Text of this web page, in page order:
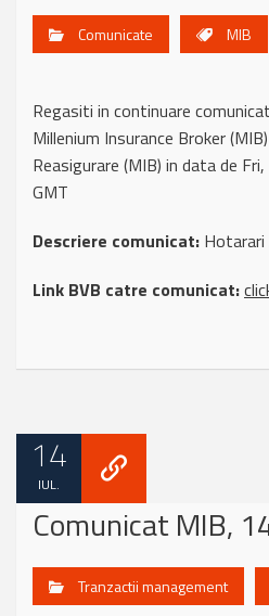
Comunicate MIB
Regasiti in continuare
Millenium Insurance Broker
Reasigurare (MIB) in data de
GMT
Descriere comunicat: Hotarari
Link BVB catre comunicat:
14
IUL.
Comunicat MIB,
Tranzactii management